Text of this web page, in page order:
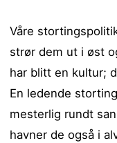
Våre
strør dem ut i øst
har blitt en kultur;
En ledende
mesterlig rundt
havner de også i